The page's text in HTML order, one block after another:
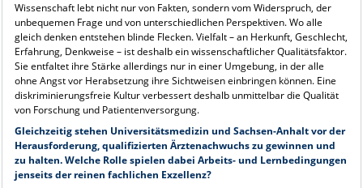
Wissenschaft lebt nicht nur von Fakten, sondern vom Widerspruch, der
unbequemen Frage und von unterschiedlichen Perspektiven. Wo alle
gleich denken entstehen blinde Flecken. Vielfalt – an Herkunft, Geschlecht,
Erfahrung, Denkweise – ist deshalb ein wissenschaftlicher Qualitätsfaktor.
Sie entfaltet ihre Stärke allerdings nur in einer Umgebung, in der alle
ohne Angst vor Herabsetzung ihre Sichtweisen einbringen können. Eine
diskriminierungsfreie Kultur verbessert deshalb unmittelbar die Qualität
von Forschung und Patientenversorgung.
Gleichzeitig stehen Universitätsmedizin und Sachsen-Anhalt vor der
Herausforderung, qualifizierten Ärztenachwuchs zu gewinnen und
zu halten. Welche Rolle spielen dabei Arbeits- und Lernbedingungen
jenseits der reinen fachlichen Exzellenz?